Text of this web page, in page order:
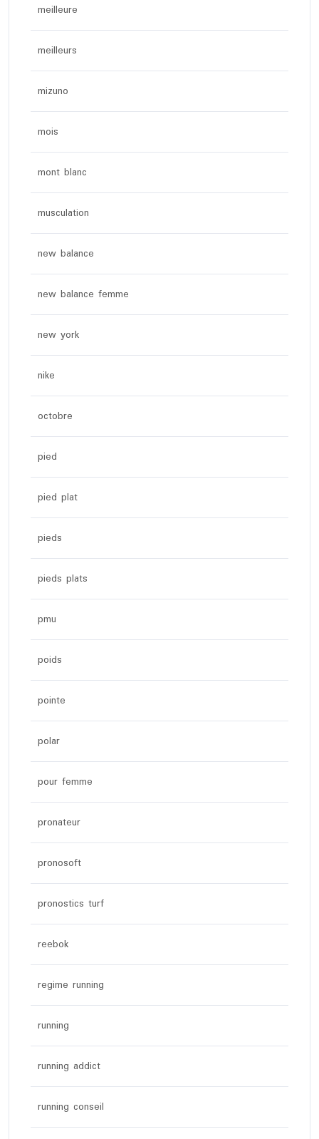
meilleure
meilleurs
mizuno
mois
mont blanc
musculation
new balance
new balance femme
new york
nike
octobre
pied
pied plat
pieds
pieds plats
pmu
poids
pointe
polar
pour femme
pronateur
pronosoft
pronostics turf
reebok
regime running
running
running addict
running conseil